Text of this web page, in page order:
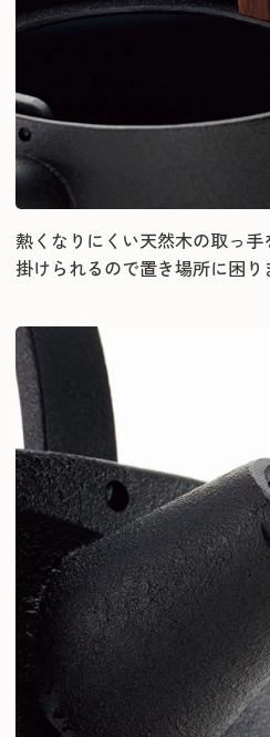
熱くなりにくい天然木の取っ
掛けられるので置き場所に困り